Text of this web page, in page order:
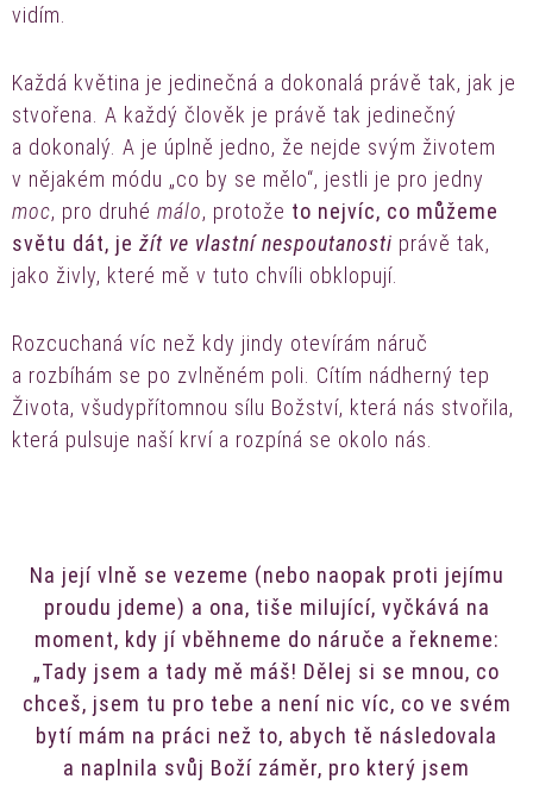
vidím.
Každá květina je jedinečná a dokonalá právě tak, jak je
stvořena. A každý člověk je právě tak jedinečný
a dokonalý. A je úplně jedno, že nejde svým životem
v nějakém módu „co by se mělo“, jestli je pro jedny
moc, pro druhé málo, protože to nejvíc, co můžeme
světu dát, je žít ve vlastní nespoutanosti právě tak,
jako živly, které mě v tuto chvíli obklopují.
Rozcuchaná víc než kdy jindy otevírám náruč
a rozbíhám se po zvlněném poli. Cítím nádherný tep
Života, všudypřítomnou sílu Božství, která nás stvořila,
která pulsuje naší krví a rozpíná se okolo nás.
Na její vlně se vezeme (nebo naopak proti jejímu
proudu jdeme) a ona, tiše milující, vyčkává na
moment, kdy jí vběhneme do náruče a řekneme:
„Tady jsem a tady mě máš! Dělej si se mnou, co
chceš, jsem tu pro tebe a není nic víc, co ve svém
bytí mám na práci než to, abych tě následovala
a naplnila svůj Boží záměr, pro který jsem